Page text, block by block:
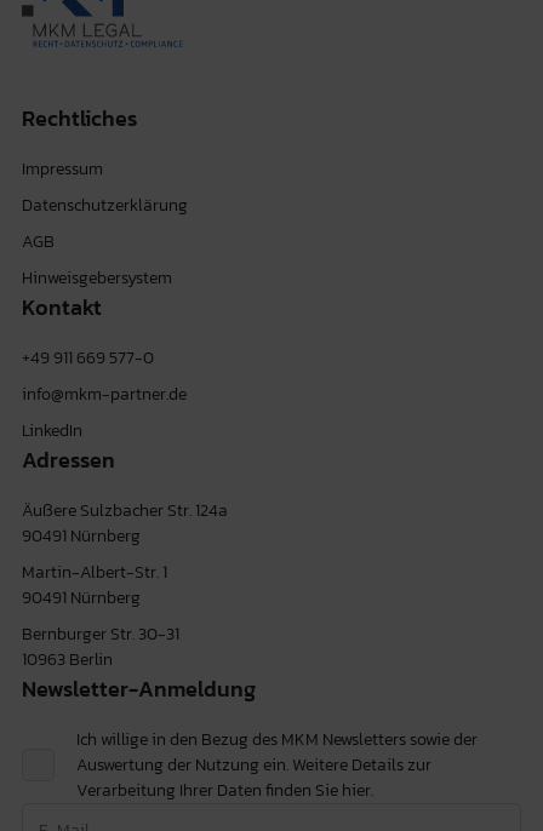
Rechtliches
Impressum
Datenschutzerklärung
AGB
Hinweisgebersystem
Kontakt
+49 911 669 577-0
info@mkm-partner.de
LinkedIn
Adressen
Äußere Sulzbacher Str. 124a
90491 Nürnberg
Martin-Albert-Str. 1
90491 Nürnberg
Bernburger Str. 30-31
10963 Berlin
Newsletter-Anmeldung
Ich willige in den Bezug des MKM Newsletters sowie der
Auswertung der Nutzung ein. Weitere Details zur
Verarbeitung Ihrer Daten finden Siehier.